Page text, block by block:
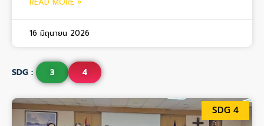
16 มิถุนายน 2026
SDG : 3 4
SDG 4